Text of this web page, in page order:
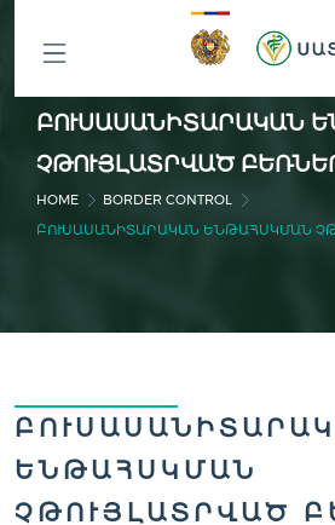
ԲՈԼՈՐ
ԲԱԺԻՆՆԵՐԸ
ԲՈՒՍԱՍԱՆԻՏԱՐԱԿԱՆ
ՉԹՈՒՅԼԱՏՐՎԱԾ
HOME
BORDER CONTROL
ԲՈՒՍԱՍԱՆԻՏԱՐԱԿԱՆ ԵՆԹԱՀՍԿՄԱՆ
ԵՆԹԱՀՍԿՄԱՆ
ՉԹՈՒՅԼԱՏՐՎԱԾ